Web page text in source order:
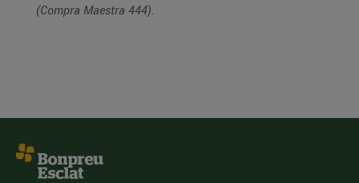
(Compra Maestra 444).